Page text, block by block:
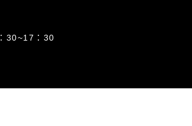
30~17：30